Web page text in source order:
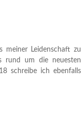
meiner Leidenschaft zu
rund um die neuesten
schreibe ich ebenfalls